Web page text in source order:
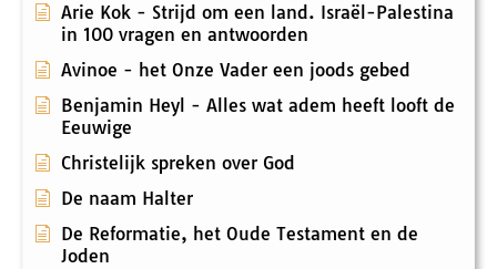
Arie Kok - Strijd om een land. Israël-Palestina
in 100 vragen en antwoorden
Avinoe - het Onze Vader een joods gebed
Benjamin Heyl - Alles wat adem heeft looft de
Eeuwige
Christelijk spreken over God
De naam Halter
De Reformatie, het Oude Testament en de
Joden